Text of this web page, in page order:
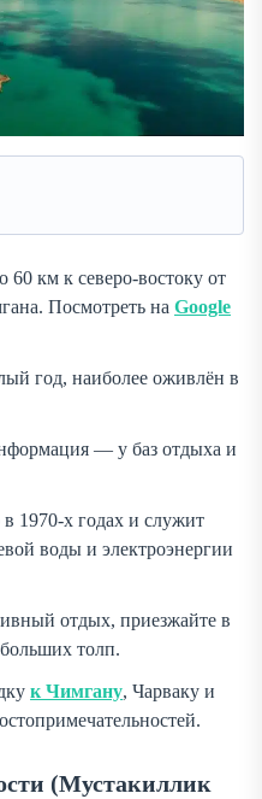
60 км к северо-востоку от
Посмотреть на Google
год, наиболее оживлён в
— у баз отдыха и
в 1970-х годах и служит
воды и электроэнергии
отдых, приезжайте в
толп.
к Чимгану, Чарваку и
(Мустакиллик